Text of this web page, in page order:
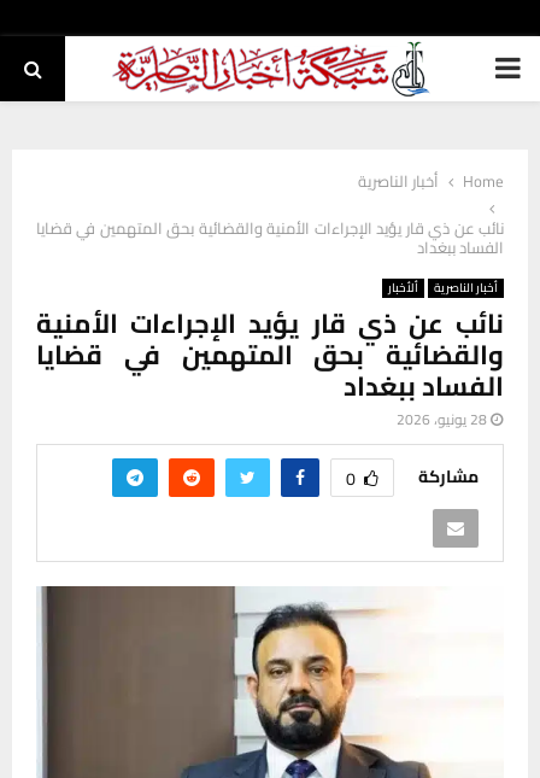
PRIMARY
Home
أخبار الناصرية
نائب عن ذي قار يؤيد الإجراءات الأمنية والقضائية بحق المتهمين في قضايا
الفساد ببغداد
أخبار الناصرية ألأخبار
نائب عن ذي قار يؤيد الإجراءات الأمنية
والقضائية بحق المتهمين في قضايا
الفساد ببغداد
28 يونيو، 2026
مشاركة 0